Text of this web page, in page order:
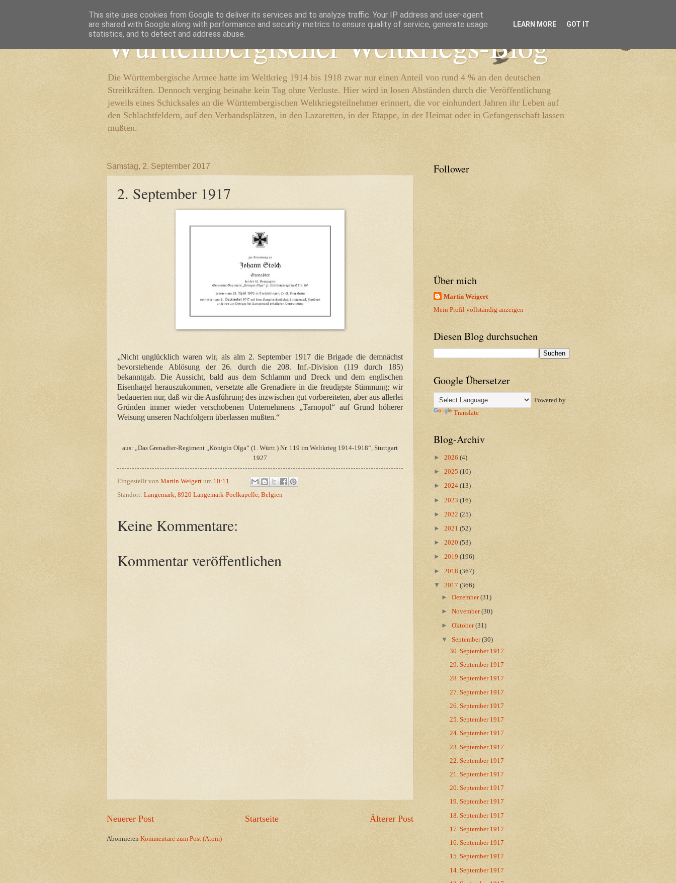
Württembergischer Weltkriegs-Blog
Die Württembergische Armee hatte im Weltkrieg 1914 bis 1918 zwar nur einen Anteil von rund 4 % an den deutschen
Streitkräften. Dennoch verging beinahe kein Tag ohne Verluste. Hier wird in losen Abständen durch die Veröffentlichung
jeweils eines Schicksales an die Württembergischen Weltkriegsteilnehmer erinnert, die vor einhundert Jahren ihr Leben auf
den Schlachtfeldern, auf den Verbandsplätzen, in den Lazaretten, in der Etappe, in der Heimat oder in Gefangenschaft lassen
mußten.
Samstag, 2. September 2017
2. September 1917
„Nicht unglücklich waren wir, als alm 2. September 1917 die Brigade die demnächst
bevorstehende Ablösung der 26. durch die 208. Inf.-Division (119 durch 185)
bekanntgab. Die Aussicht, bald aus dem Schlamm und Dreck und dem englischen
Eisenhagel herauszukommen, versetzte alle Grenadiere in die freudigste Stimmung; wir
bedauerten nur, daß wir die Ausführung des inzwischen gut vorbereiteten, aber aus allerlei
Gründen immer wieder verschobenen Unternehmens „Tarnopol“ auf Grund höherer
Weisung unseren Nachfolgern überlassen mußten.“
aus: „Das Grenadier-Regiment „Königin Olga“ (1. Württ.) Nr. 119 im Weltkrieg 1914-1918“, Stuttgart
1927
Eingestellt von Martin Weigert um 10:11
Standort: Langemark, 8920 Langemark-Poelkapelle, Belgien
Keine Kommentare:
Kommentar veröffentlichen
Neuerer Post Älterer Post
Startseite
Abonnieren Kommentare zum Post (Atom)
Follower
Über mich
Martin Weigert
Mein Profil vollständig anzeigen
Diesen Blog durchsuchen
Google Übersetzer
Powered by
Translate
Blog-Archiv
► 2026 (4)
► 2025 (10)
► 2024 (13)
► 2023 (16)
► 2022 (25)
► 2021 (52)
► 2020 (53)
► 2019 (196)
► 2018 (367)
▼ 2017 (366)
►Dezember(31)
►November(30)
►Oktober(31)
▼September(30)
30. September 1917
29. September 1917
28. September 1917
27. September 1917
26. September 1917
25. September 1917
24. September 1917
23. September 1917
22. September 1917
21. September 1917
20. September 1917
19. September 1917
18. September 1917
17. September 1917
16. September 1917
15. September 1917
14. September 1917
This site uses cookies from Google to deliver its services and to analyze traffic. Your IP address and user-agent
are shared with Google along with performance and security metrics to ensure quality of service, generate usage
statistics, and to detect and address abuse.
LEARN MORE GOT IT